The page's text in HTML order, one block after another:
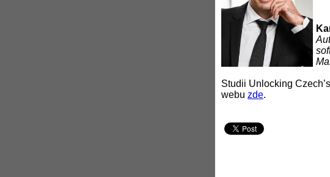
Studii Unlocking
webu zde.